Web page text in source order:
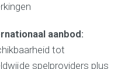
aanbod:
tot
spelproviders plus